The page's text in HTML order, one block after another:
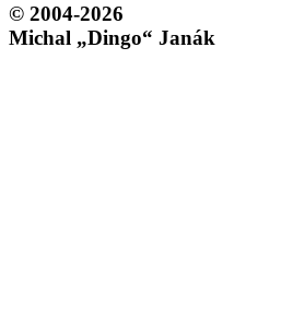
© 2004-2026
Michal „Dingo“ Janák